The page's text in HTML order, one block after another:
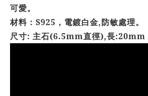
可愛。
材料：S925，電鍍白金,防敏處理。
尺寸: 主石(6.5mm直徑),長:20mm